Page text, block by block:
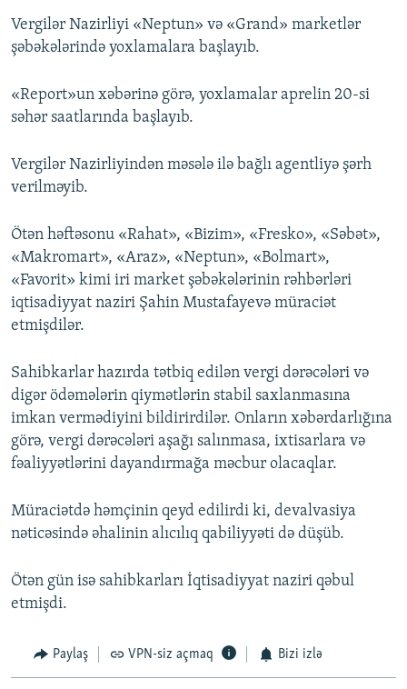
BIZIMLƏ ƏLAQƏ
XƏBƏR BÜLLETENLƏRIMIZ
Vergilər Nazirliyi «Neptun» və «Grand» marketlər
şəbəkələrində yoxlamalara başlayıb.
«Report»un xəbərinə görə, yoxlamalar aprelin 20-si
səhər saatlarında başlayıb.
Vergilər Nazirliyindən məsələ ilə bağlı agentliyə şərh
verilməyib.
Ötən həftəsonu «Rahat», «Bizim», «Fresko», «Səbət»,
«Makromart», «Araz», «Neptun», «Bolmart»,
«Favorit» kimi iri market şəbəkələrinin rəhbərləri
iqtisadiyyat naziri Şahin Mustafayevə müraciət
etmişdilər.
Sahibkarlar hazırda tətbiq edilən vergi dərəcələri və
digər ödəmələrin qiymətlərin stabil saxlanmasına
imkan vermədiyini bildirirdilər. Onların xəbərdarlığına
görə, vergi dərəcələri aşağı salınmasa, ixtisarlara və
fəaliyyətlərini dayandırmağa məcbur olacaqlar.
Müraciətdə həmçinin qeyd edilirdi ki, devalvasiya
nəticəsində əhalinin alıcılıq qabiliyyəti də düşüb.
Ötən gün isə sahibkarları İqtisadiyyat naziri qəbul
etmişdi.
Paylaş VPN-siz açmaq Bizi izlə